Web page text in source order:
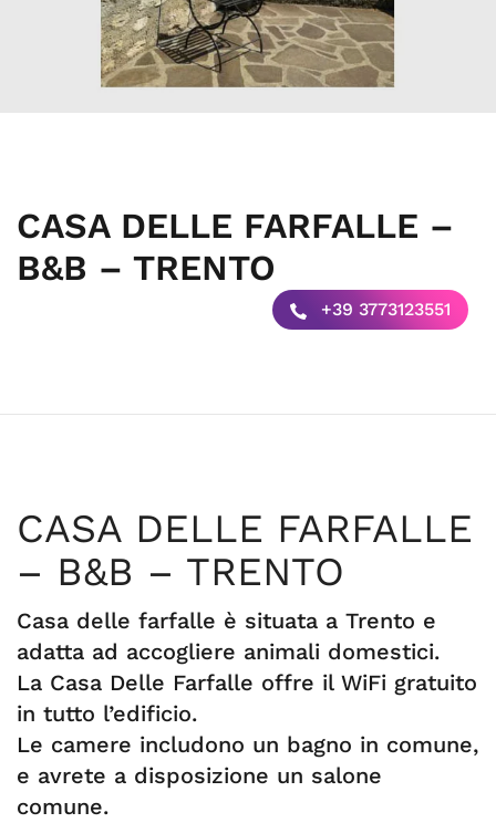
CASA DELLE FARFALLE –
B&B – TRENTO
+39 3773123551
CASA DELLE FARFALLE
– B&B – TRENTO
Casa delle farfalle è situata a Trento e
adatta ad accogliere animali domestici.
La Casa Delle Farfalle offre il WiFi gratuito
in tutto l’edificio.
Le camere includono un bagno in comune,
e avrete a disposizione un salone
comune.